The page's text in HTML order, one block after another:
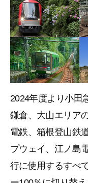
2024年度より小田
鎌倉、大山エリア
電鉄、箱根登山鉄
プウェイ、江ノ島
行に使用するすべ